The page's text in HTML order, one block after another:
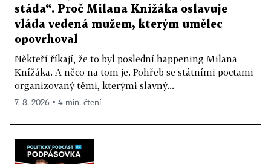
stáda“. Proč Milana Knížáka oslavuje
vláda vedená mužem, kterým umělec
opovrhoval
Někteří říkají, že to byl poslední happening Milana
Knížáka. A něco na tom je. Pohřeb se státními poctami
organizovaný těmi, kterými slavný...
7. 8. 2026 ▪ 4 min. čtení